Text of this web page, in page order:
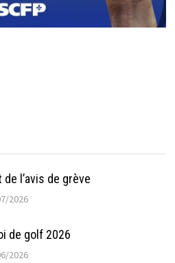
de l’avis de grève
2026
de golf 2026
2026